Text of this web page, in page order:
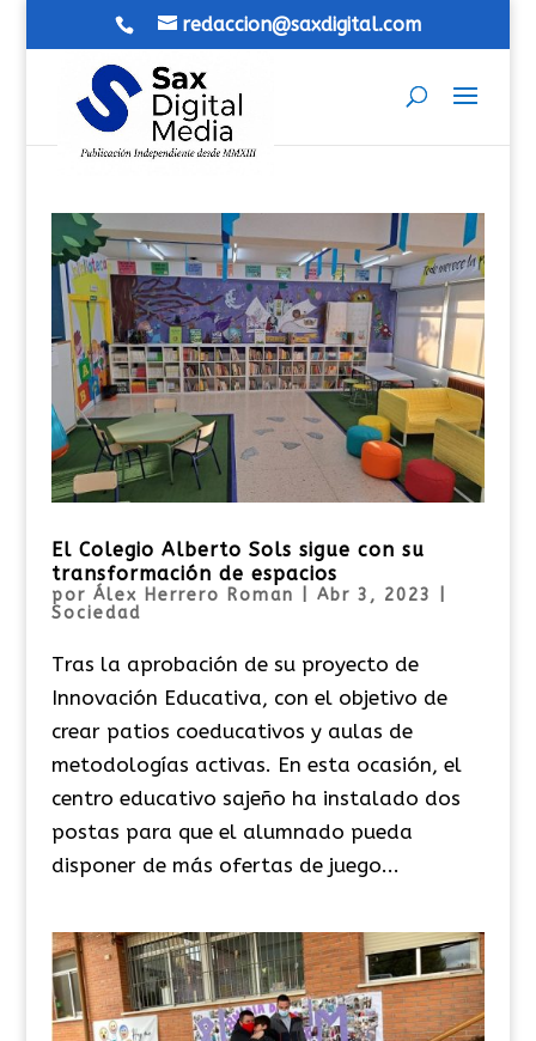
redaccion@saxdigital.com
El Colegio Alberto Sols sigue con su
transformación de espacios
por Álex Herrero Roman Abr 3, 2023
Sociedad
Tras la aprobación de su proyecto de
Innovación Educativa, con el objetivo de
crear patios coeducativos y aulas de
metodologías activas. En esta ocasión, el
centro educativo sajeño ha instalado dos
postas para que el alumnado pueda
disponer de más ofertas de juego...